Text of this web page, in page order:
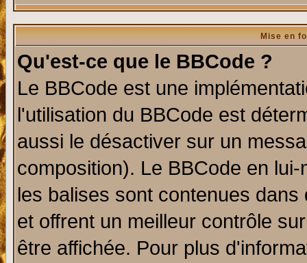
Mise en
Qu'est-ce que le BBCode ?
Le BBCode est une
l'utilisation du BBCode est
aussi le désactiver sur un
composition). Le BBCode en
les balises sont contenues
et offrent un meilleur contrôle
être affichée. Pour plus